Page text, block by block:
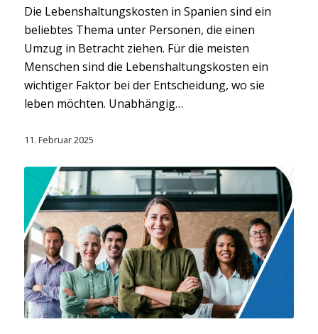
Die Lebenshaltungskosten in Spanien sind ein
beliebtes Thema unter Personen, die einen
Umzug in Betracht ziehen. Für die meisten
Menschen sind die Lebenshaltungskosten ein
wichtiger Faktor bei der Entscheidung, wo sie
leben möchten. Unabhängig…
11. Februar 2025